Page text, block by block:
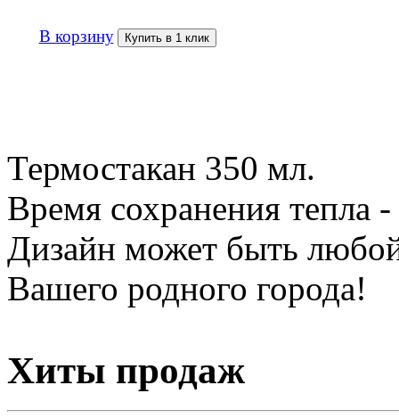
В корзину Купить в 1 клик
Термостакан 350 мл.
Время сохранения тепла -
Дизайн может быть
Вашего родного города!
Хиты продаж